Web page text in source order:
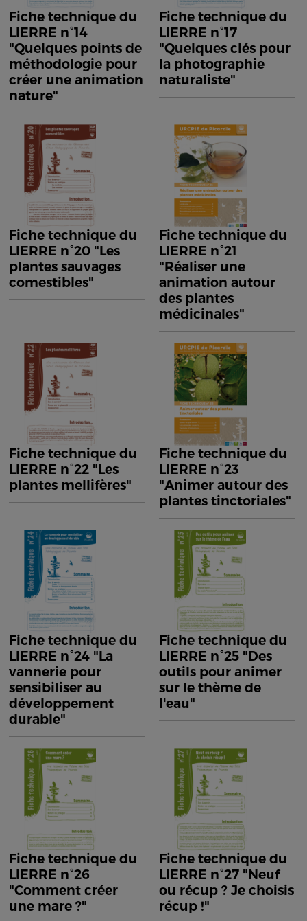
Fiche technique du
LIERRE n°14
"Quelques points de
méthodologie pour
créer une animation
nature"
Fiche technique du
LIERRE n°17
"Quelques clés pour
la photographie
naturaliste"
Fiche technique du
LIERRE n°20 "Les
plantes sauvages
comestibles"
Fiche technique du
LIERRE n°21
"Réaliser une
animation autour
des plantes
médicinales"
Fiche technique du
LIERRE n°22 "Les
plantes mellifères"
Fiche technique du
LIERRE n°23
"Animer autour des
plantes tinctoriales"
Fiche technique du
LIERRE n°24 "La
vannerie pour
sensibiliser au
développement
durable"
Fiche technique du
LIERRE n°25 "Des
outils pour animer
sur le thème de
l'eau"
Fiche technique du
LIERRE n°26
"Comment créer
une mare ?"
Fiche technique du
LIERRE n°27 "Neuf
ou récup ? Je choisis
récup !"